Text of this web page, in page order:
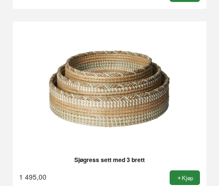
Sjøgress sett med 3 brett
1 495,00 Kjøp